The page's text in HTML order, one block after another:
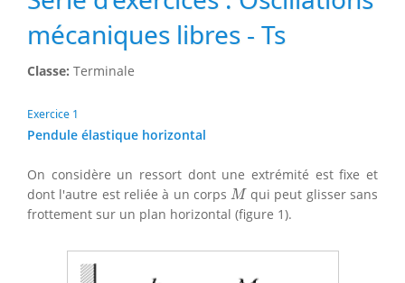
mécaniques libres - Ts
Classe: Terminale
Exercice 1
Pendule élastique horizontal
On considère un ressort dont une extrémité est fixe et
dont l'autre est reliée à un corps M
Mqui peut glisser sans
frottement sur un plan horizontal (figure 1).